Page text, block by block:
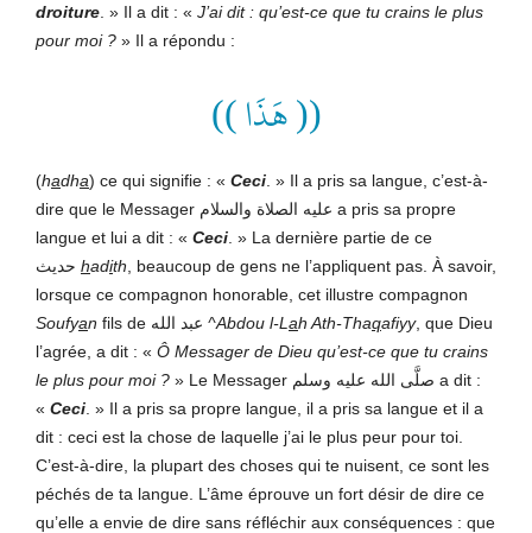
droiture . » Il a dit : « J’ai dit : qu’est-ce que tu crains le plus
pour moi ? » Il a répondu :
(( هَذَا ))
(hadha) ce qui signifie : « Ceci . » Il a pris sa langue, c’est-à-
dire que le Messager عليه الصلاة والسلام a pris sa propre
langue et lui a dit : « Ceci . » La dernière partie de ce
حديث hadith , beaucoup de gens ne l’appliquent pas. À savoir,
lorsque ce compagnon honorable, cet illustre compagnon
Soufyan fils de عبد الله ^Abdou l-L ah Ath-Thaqafiyy, que Dieu
l’agrée, a dit : « Ô Messager de Dieu qu’est-ce que tu crains
le plus pour moi ? » Le Messager صلَّى الله عليه وسلم a dit :
« Ceci . » Il a pris sa propre langue, il a pris sa langue et il a
dit : ceci est la chose de laquelle j’ai le plus peur pour toi.
C’est-à-dire, la plupart des choses qui te nuisent, ce sont les
péchés de ta langue. L’âme éprouve un fort désir de dire ce
qu’elle a envie de dire sans réfléchir aux conséquences : que